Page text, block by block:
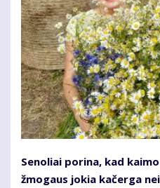
Se­no­liai po­ri­na, kad
žmo­gaus jo­kia ka­čer­ga